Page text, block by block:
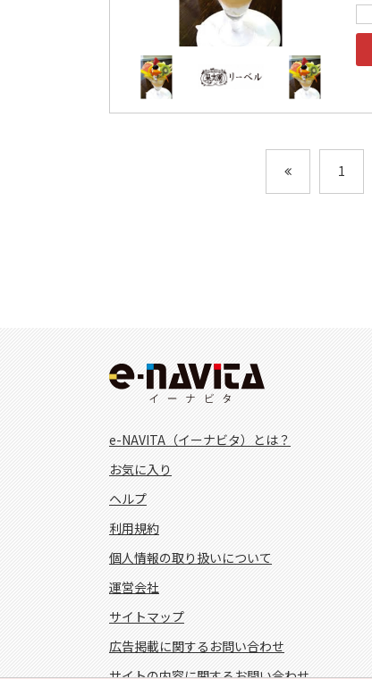
1
e-NAVITA（イーナビタ）とは？
お気に入り
ヘルプ
利用規約
個人情報の取り扱いについて
運営会社
サイトマップ
広告掲載に関するお問い合わせ
サイトの内容に関するお問い合わせ